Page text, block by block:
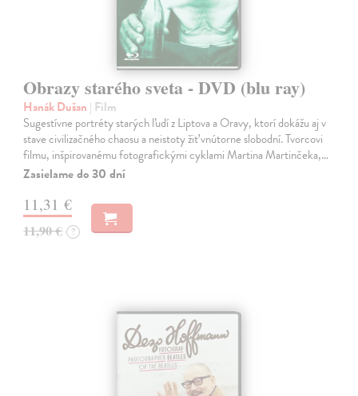
Obrazy starého sveta - DVD (blu ray)
Hanák Dušan | Film
Sugestívne portréty starých ľudí z Liptova a Oravy, ktorí dokážu aj v
stave civilizačného chaosu a neistoty žiť vnútorne slobodní. Tvorcovi
filmu, inšpirovanému fotografickými cyklami Martina Martinčeka,…
Zasielame do 30 dní
11,31 €
11,90 € ?